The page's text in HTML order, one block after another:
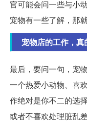
官可能会问一些与小
宠物有一些了解，那
宠物店的工作，真
最后，要问一句，宠
一个热爱小动物、喜
作绝对是你不二的选
或者不喜欢处理脏乱